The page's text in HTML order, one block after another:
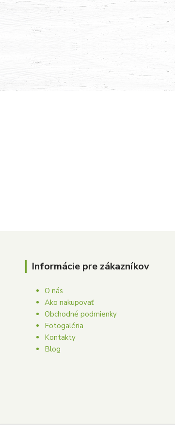
Informácie pre zákazníkov
O nás
Ako nakupovať
Obchodné podmienky
Fotogaléria
Kontakty
Blog